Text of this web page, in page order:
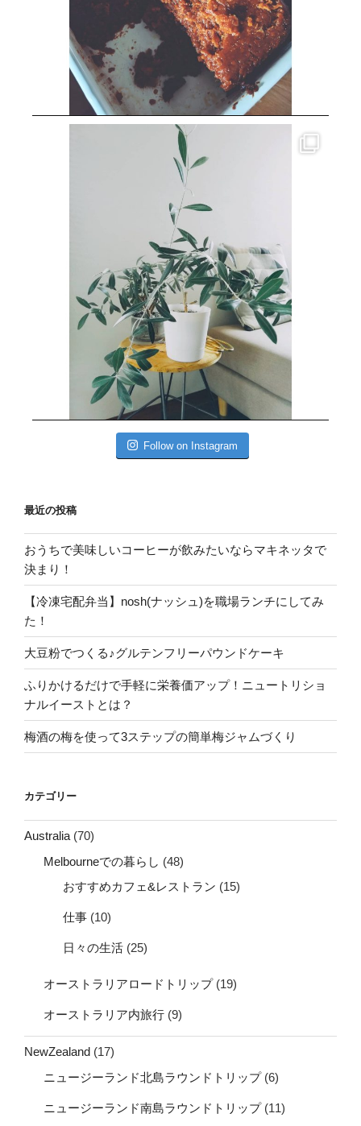
Follow on Instagram
最近の投稿
おうちで美味しいコーヒーが飲みたいならマキネッタで
決まり！
【冷凍宅配弁当】nosh(ナッシュ)を職場ランチにしてみ
た！
大豆粉でつくる♪グルテンフリーパウンドケーキ
ふりかけるだけで手軽に栄養価アップ！ニュートリショ
ナルイーストとは？
梅酒の梅を使って3ステップの簡単梅ジャムづくり
カテゴリー
Australia (70)
Melbourneでの暮らし (48)
おすすめカフェ&レストラン (15)
仕事 (10)
日々の生活 (25)
オーストラリアロードトリップ(19)
オーストラリア内旅行 (9)
NewZealand (17)
ニュージーランド北島ラウンドトリップ(6)
ニュージーランド南島ラウンドトリップ(11)